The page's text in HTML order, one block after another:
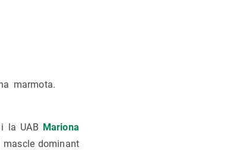
marmota.
la UAB Mariona
mascle dominant